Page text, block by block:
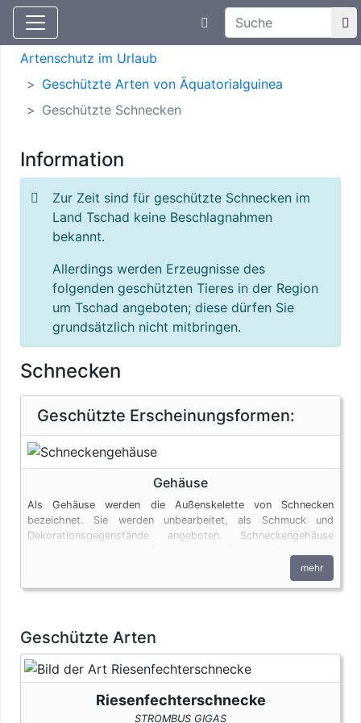
Aktuelle Meldungen
Suchtexteingabe
Artenschutz
Artenschutz im Urlaub
Geschützte Arten von Äquatorialguinea
Geschützte Schnecken
Information
Zur Zeit sind für geschützte Schnecken im
Land Tschad keine Beschlagnahmen
bekannt.
Allerdings werden Erzeugnisse des
folgenden geschützten Tieres in der Region
um Tschad angeboten; diese dürfen Sie
grundsätzlich nicht mitbringen.
Schnecken
Geschützte Erscheinungsformen:
Gehäuse
Als Gehäuse werden die Außenskelette von Schnecken
bezeichnet. Sie werden unbearbeitet, als Schmuck und
Dekorationsgegenstände angeboten. Schneckengehäuse
oder beim Tauchen aus dem Meer geholt. Selbst in diesen
Fällen unterliegen die Gehäuse den artenschutzrechtlichen
transportiert werden.
mehr
Geschützte Arten
Riesenfechterschnecke
STROMBUS GIGAS